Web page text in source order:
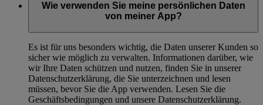
Wie verwenden Sie meine persönlichen Daten
von meiner App?
Es ist für uns besonders wichtig, die Daten unserer Kunden so
sicher wie möglich zu verwalten. Informationen darüber, wie
wir Ihre Daten schützen und nutzen, finden Sie in unserer
Datenschutzerklärung, die Sie unterzeichnen und lesen
müssen, bevor Sie die App verwenden. Lesen Sie die
Geschäftsbedingungen und unsere Datenschutzerklärung.